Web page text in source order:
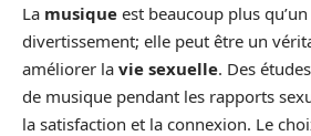
La musique est beaucoup plus
divertissement; elle peut être un
améliorer la vie sexuelle. Des
de musique pendant les rapports
la satisfaction et la connexion. Le